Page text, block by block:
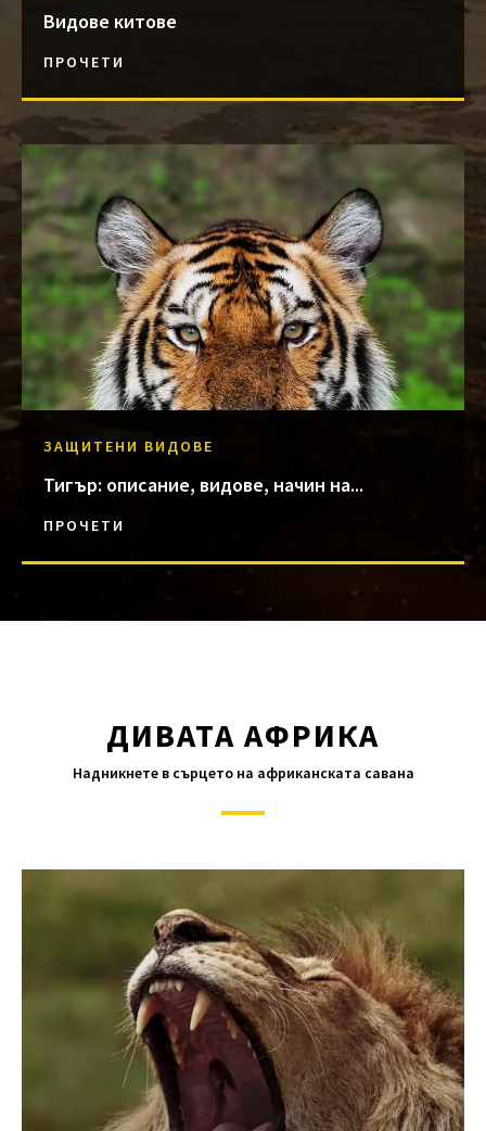
Видове китове
ПРОЧЕТИ
ЗАЩИТЕНИ ВИДОВЕ
Тигър: описание, видове, начин на...
ПРОЧЕТИ
ДИВАТА АФРИКА
Надникнете в сърцето на африканската савана